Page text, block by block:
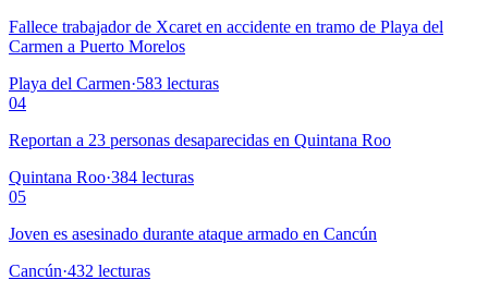
Fallece trabajador de Xcaret en accidente en tramo de Playa del
Carmen a Puerto Morelos
Playa del Carmen·583 lecturas
04
Reportan a 23 personas desaparecidas en Quintana Roo
Quintana Roo·384 lecturas
05
Joven es asesinado durante ataque armado en Cancún
Cancún·432 lecturas